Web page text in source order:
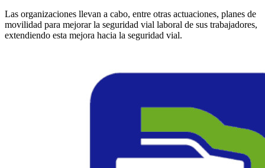
Las organizaciones llevan a cabo, entre otras actuaciones, planes de
movilidad para mejorar la seguridad vial laboral de sus trabajadores,
extendiendo esta mejora hacia la seguridad vial.